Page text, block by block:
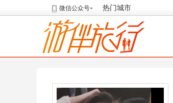
微信公众号 热门城市